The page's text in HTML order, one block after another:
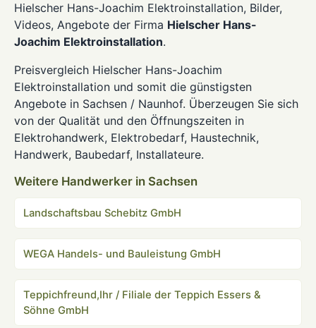
Hielscher Hans-Joachim Elektroinstallation, Bilder,
Videos, Angebote der Firma Hielscher Hans-
Joachim Elektroinstallation.
Preisvergleich Hielscher Hans-Joachim
Elektroinstallation und somit die günstigsten
Angebote in Sachsen / Naunhof. Überzeugen Sie sich
von der Qualität und den Öffnungszeiten in
Elektrohandwerk, Elektrobedarf, Haustechnik,
Handwerk, Baubedarf, Installateure.
Weitere Handwerker in Sachsen
Landschaftsbau Schebitz GmbH
WEGA Handels- und Bauleistung GmbH
Teppichfreund,Ihr / Filiale der Teppich Essers &
Söhne GmbH